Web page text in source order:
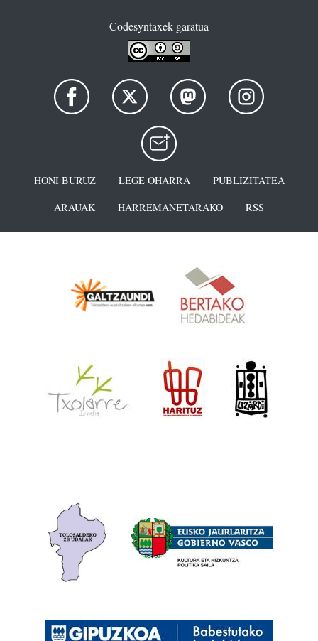
Codesyntaxek garatua
HONI BURUZ LEGE OHARRA
PUBLIZITATEA
ARAUAK
HARREMANETARAKO RSS